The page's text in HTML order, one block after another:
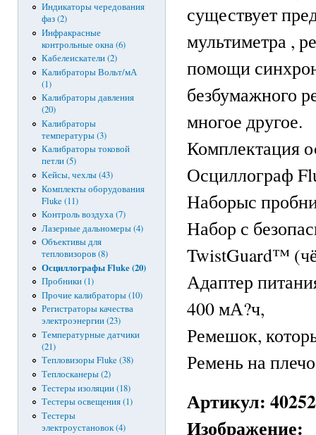
Индикаторы чередования
фаз (2)
Инфракрасные
контрольные окна (6)
Кабелеискатели (2)
Калибраторы Вольт/мА
(1)
Калибраторы давления
(20)
Калибраторы
температуры (3)
Калибраторы токовой
петли (5)
Кейсы, чехлы (43)
Комплекты оборудования
Fluke (11)
Контроль воздуха (7)
Лазерные дальномеры (4)
Объективы для
тепловизоров (8)
Осциллографы Fluke (20)
Пробники (1)
Прочие калибраторы (10)
Регистраторы качества
электроэнергии (23)
Температурные датчики
(21)
Тепловизоры Fluke (38)
Теплосканеры (2)
Тестеры изоляции (18)
Тестеры освещения (1)
Тестеры
электроустановок (4)
существует
мультиметра ,
помощи
безбумажного
многое другое.
Комплектация
Осциллограф
Наборыс
Набор с
TwistGuard™
Адаптер
400 мА?ч,
Ремешок,
Ремень на
Артикул:
Изображение: